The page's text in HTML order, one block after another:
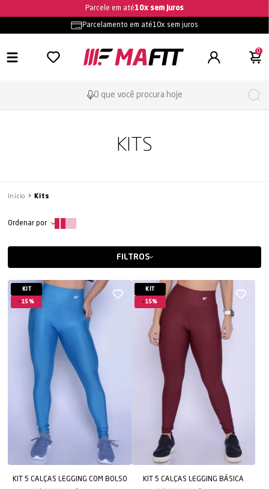
Frete grátis- consulte as condições
Parcelamento em até10x sem juros
0
KITS
Início Kits
Ordenar por
FILTROS
15%
KIT
KIT 5 CALÇAS LEGGING COM BOLSO
15%
KIT
KIT 5 CALÇAS LEGGING BÁSICA